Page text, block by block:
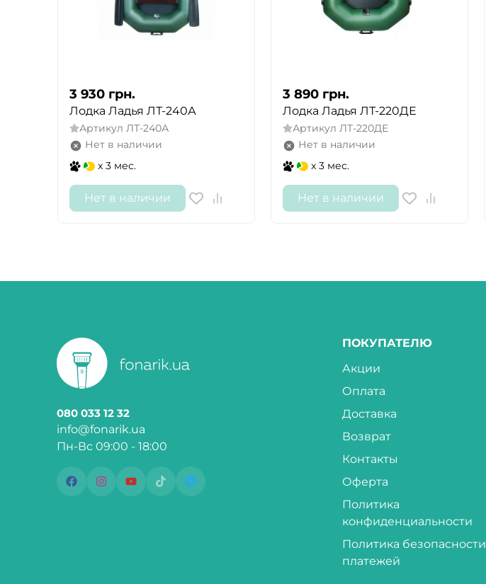
3 930 грн.
Лодка Ладья ЛТ-240А
Артикул ЛТ-240А
Нет в наличии
x 3 мес.
Нет в наличии
3 890 грн.
Лодка Ладья ЛТ-220ДЕ
Артикул ЛТ-220ДЕ
Нет в наличии
x 3 мес.
Нет в наличии
080 033 12 32
info@fonarik.ua
Пн-Вс 09:00 - 18:00
ПОКУПАТЕЛЮ
Акции
Оплата
Доставка
Возврат
Контакты
Оферта
Политика
конфиденциальности
Политика безопасности
платежей